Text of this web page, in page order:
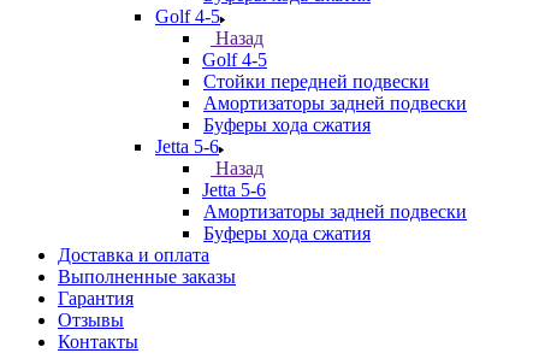
Golf 4-5
Назад
Golf 4-5
Стойки передней подвески
Амортизаторы задней подвески
Буферы хода сжатия
Jetta 5-6
Назад
Jetta 5-6
Амортизаторы задней подвески
Буферы хода сжатия
Доставка и оплата
Выполненные заказы
Гарантия
Отзывы
Контакты